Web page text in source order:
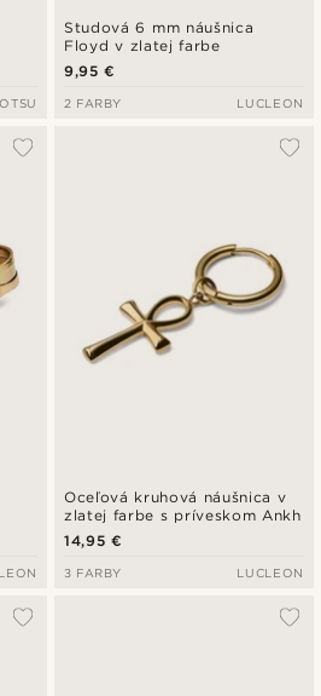
OTSU
Studová 6 mm náušnica
Floyd v zlatej farbe
9,95 €
2 FARBY LUCLEON
Oceľová kruhová náušnica v
zlatej farbe s príveskom Ankh
14,95 €
3 FARBY LUCLEON